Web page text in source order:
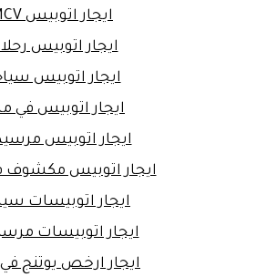
ايجار اتوبيس MCV
ايجار اتوبيس
ايجار اتوبيس
ايجار اتوبيس في
ايجار اتوبيس
ايجار اتوبيس
ايجار اتوبيسات
ايجار اتوبيسات
ايجار ارخص يوتنج